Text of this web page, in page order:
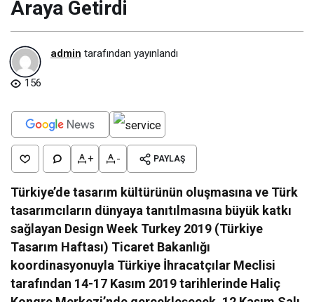
Araya Getirdi
admin tarafından yayınlandı
156
+ - PAYLAŞ
Türkiye’de tasarım kültürünün oluşmasına ve Türk
tasarımcıların dünyaya tanıtılmasına büyük katkı
sağlayan Design Week Turkey 2019 (Türkiye
Tasarım Haftası) Ticaret Bakanlığı
koordinasyonuyla Türkiye İhracatçılar Meclisi
tarafından 14-17 Kasım 2019 tarihlerinde Haliç